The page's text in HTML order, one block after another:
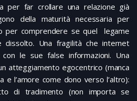
per far crollare una relazione già
della maturità necessaria per
per comprendere se quel legame
Una fragilità che internet
le sue false informazioni. Una
atteggiamento egocentrico (manca
e l’amore come dono verso l’altro):
di tradimento (non importa se